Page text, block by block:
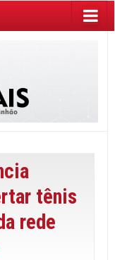
tênis
rede